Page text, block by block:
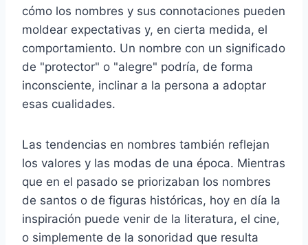
cómo los nombres y sus connotaciones pueden
moldear expectativas y, en cierta medida, el
comportamiento. Un nombre con un significado
de "protector" o "alegre" podría, de forma
inconsciente, inclinar a la persona a adoptar
esas cualidades.
Las tendencias en nombres también reflejan
los valores y las modas de una época. Mientras
que en el pasado se priorizaban los nombres
de santos o de figuras históricas, hoy en día la
inspiración puede venir de la literatura, el cine,
o simplemente de la sonoridad que resulta